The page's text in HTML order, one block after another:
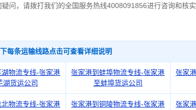
问，请拨打我们的全国服务热线4008091856进行咨询和核实
每条运输线路点击可查看详细说明
物流专线-张家港
湖货运公司
张家港到蚌埠物流专线-张家港
至蚌埠货运公司
张家
物流专线-张家港
张家港到铜陵物流专线-张家港
张家